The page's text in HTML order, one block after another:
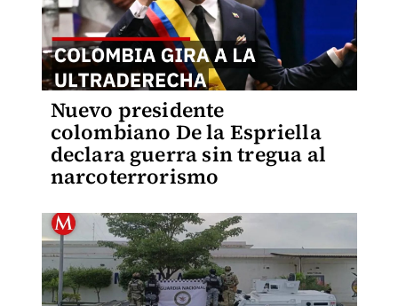
Nuevo presidente
colombiano De la Espriella
declara guerra sin tregua al
narcoterrorismo